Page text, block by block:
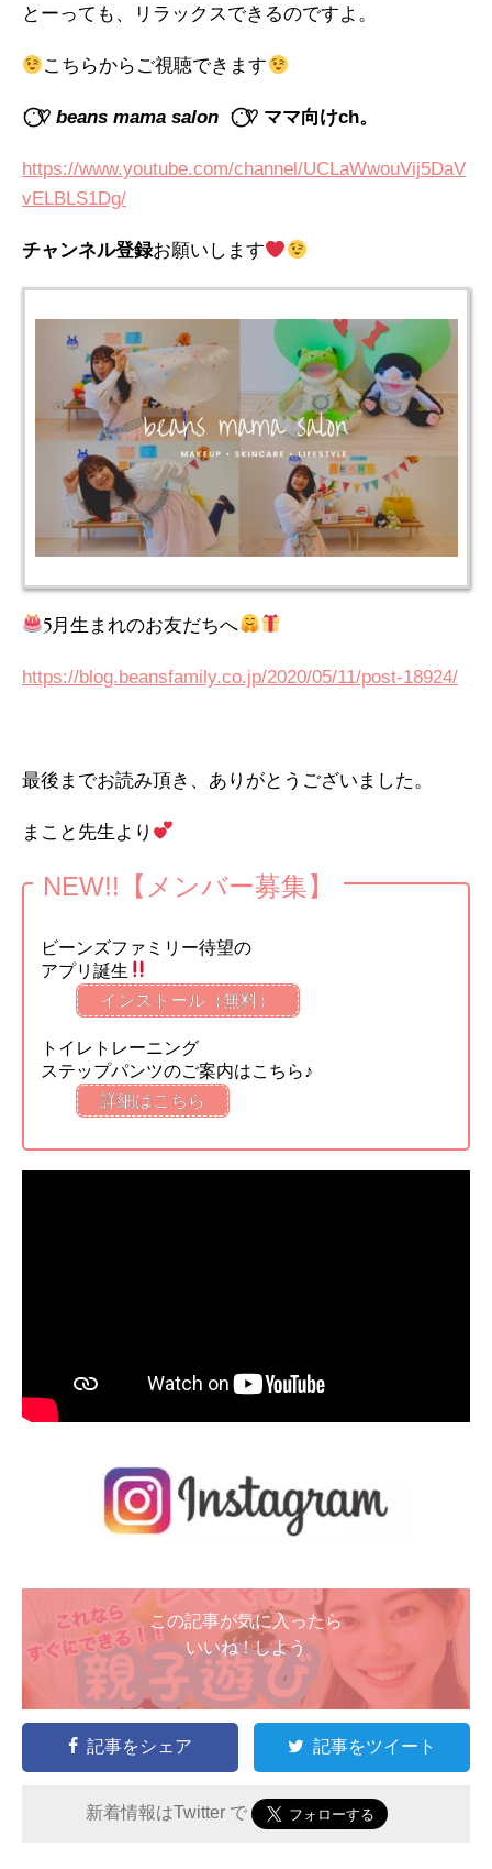
とーっても、リラックスできるのですよ。
こちらからご視聴できます
∵⃝♡ beans mama salon ∵⃝♡ ママ向けch。
https://www.youtube.com/channel/UCLaWwouVij5DaV
vELBLS1Dg/
チャンネル登録お願いします
5月生まれのお友だちへ
https://blog.beansfamily.co.jp/2020/05/11/post-18924/
最後までお読み頂き、ありがとうございました。
まこと先生より
NEW!!【メンバー募集】
ビーンズファミリー待望の
アプリ誕生
インストール（無料）
トイレトレーニング
ステップパンツのご案内はこちら♪
詳細はこちら
この記事が気に入ったら
いいね ! しよう
記事をシェア 記事をツイート
新着情報はTwitter で